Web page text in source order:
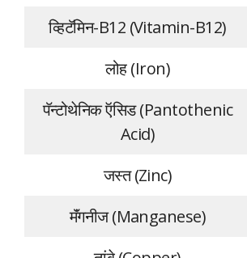
व्हिटॅमिन-B12 (Vitamin-B12)
लोह (Iron)
पॅन्टोथेनिक ऍसिड (Pantothenic
Acid)
जस्त (Zinc)
मॅंगनीज (Manganese)